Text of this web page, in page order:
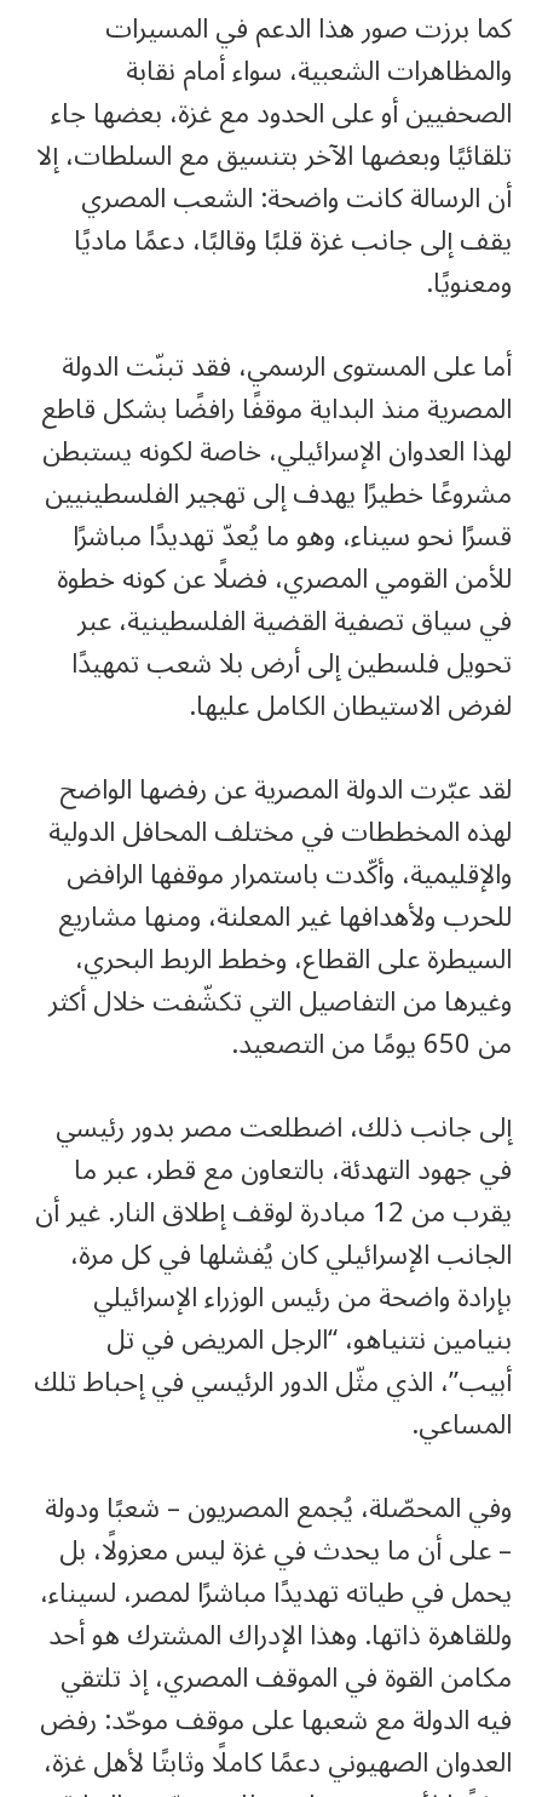
كما برزت صور هذا الدعم في المسيرات
والمظاهرات الشعبية، سواء أمام نقابة
الصحفيين أو على الحدود مع غزة، بعضها جاء
تلقائيًا وبعضها الآخر بتنسيق مع السلطات، إلا
أن الرسالة كانت واضحة: الشعب المصري
يقف إلى جانب غزة قلبًا وقالبًا، دعمًا ماديًا
ومعنويًا.
أما على المستوى الرسمي، فقد تبنّت الدولة
المصرية منذ البداية موقفًا رافضًا بشكل قاطع
لهذا العدوان الإسرائيلي، خاصة لكونه يستبطن
مشروعًا خطيرًا يهدف إلى تهجير الفلسطينيين
قسرًا نحو سيناء، وهو ما يُعدّ تهديدًا مباشرًا
للأمن القومي المصري، فضلًا عن كونه خطوة
في سياق تصفية القضية الفلسطينية، عبر
تحويل فلسطين إلى أرض بلا شعب تمهيدًا
لفرض الاستيطان الكامل عليها.
لقد عبّرت الدولة المصرية عن رفضها الواضح
لهذه المخططات في مختلف المحافل الدولية
والإقليمية، وأكّدت باستمرار موقفها الرافض
للحرب ولأهدافها غير المعلنة، ومنها مشاريع
السيطرة على القطاع، وخطط الربط البحري،
وغيرها من التفاصيل التي تكشّفت خلال أكثر
من 650 يومًا من التصعيد.
إلى جانب ذلك، اضطلعت مصر بدور رئيسي
في جهود التهدئة، بالتعاون مع قطر، عبر ما
يقرب من 12 مبادرة لوقف إطلاق النار. غير أن
الجانب الإسرائيلي كان يُفشلها في كل مرة،
بإرادة واضحة من رئيس الوزراء الإسرائيلي
بنيامين نتنياهو، “الرجل المريض في تل
أبيب”، الذي مثّل الدور الرئيسي في إحباط تلك
المساعي.
وفي المحصّلة، يُجمع المصريون – شعبًا ودولة
– على أن ما يحدث في غزة ليس معزولًا، بل
يحمل في طياته تهديدًا مباشرًا لمصر، لسيناء،
وللقاهرة ذاتها. وهذا الإدراك المشترك هو أحد
مكامن القوة في الموقف المصري، إذ تلتقي
فيه الدولة مع شعبها على موقف موحّد: رفض
العدوان الصهيوني دعمًا كاملًا وثابتًا لأهل غزة،